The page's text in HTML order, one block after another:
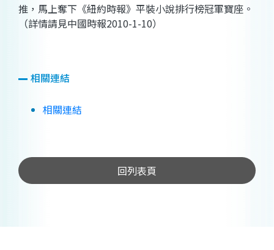
推，馬上奪下《紐約時報》平裝小說排行榜冠軍寶座。
（詳情請見中國時報2010-1-10）
相關連結
相關連結
回列表頁